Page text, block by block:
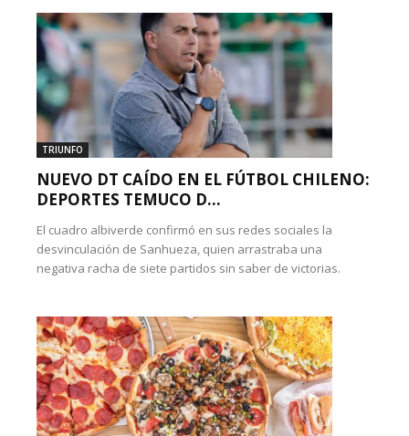
TRIUNFO
NUEVO DT CAÍDO EN EL FÚTBOL CHILENO:
DEPORTES TEMUCO D...
El cuadro albiverde confirmó en sus redes sociales la
desvinculación de Sanhueza, quien arrastraba una
negativa racha de siete partidos sin saber de victorias.